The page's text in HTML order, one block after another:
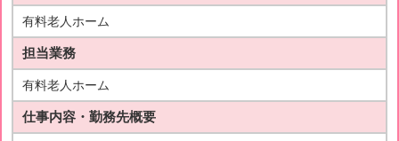
有料老人ホーム
担当業務
有料老人ホーム
仕事内容・勤務先概要